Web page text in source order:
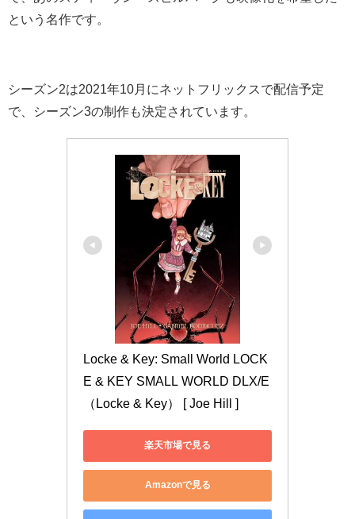
という名作です。
シーズン2は2021年10月にネットフリックスで配信予定
で、シーズン3の制作も決定されています。
Locke & Key: Small World LOCK
E & KEY SMALL WORLD DLX/E
（Locke & Key） [ Joe Hill ]
楽天市場で見る
Amazonで見る